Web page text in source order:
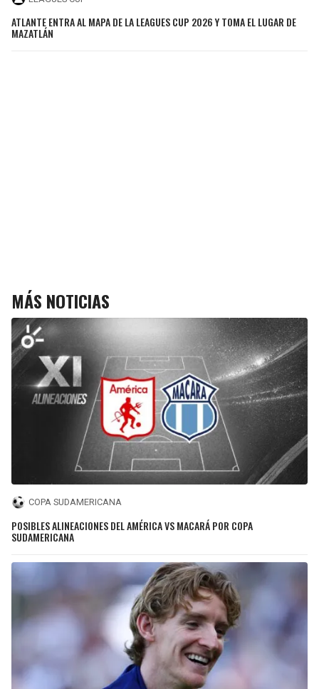
ATLANTE ENTRA AL MAPA DE LA LEAGUES CUP 2026 Y TOMA EL LUGAR DE
MAZATLÁN
MÁS NOTICIAS
COPA SUDAMERICANA
POSIBLES ALINEACIONES DEL AMÉRICA VS MACARÁ POR COPA
SUDAMERICANA